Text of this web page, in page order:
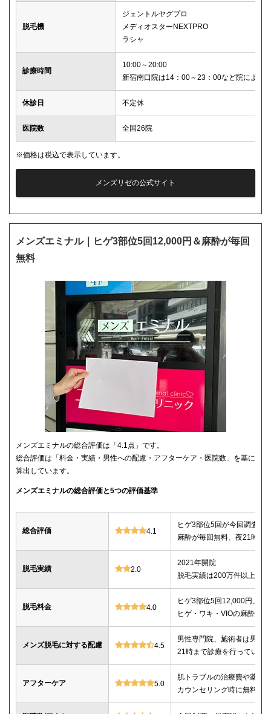
脱毛機
ジェントルヤグプロ
メディオスターNEXTPRO
ラシャ
診療時間
10:00～20:00
新宿南口院は14：00～23：00など院により
休診日 不定休
医院数 全国26院
※価格は税込で表示しています。
メンズリゼの公式サイト
メンズエミナル｜ヒゲ3部位5回12,000円＆麻酔が毎回
無料
メンズエミナルの総合評価は「4.1点」です。
総合評価は「料金・実績・男性への配慮・アフターケア・医院数」を基に
算出しています。
メンズエミナルの総合評価と5つの評価基準
総合評価 4.1
ヒゲ3部位5回が今回調査し
麻酔が毎回無料、夜21時ま
脱毛実績 2.0
2021年開院
脱毛実績は200万件以上
脱毛料金 4.0
ヒゲ3部位5回12,000円、ヒ
ヒゲ・ワキ・VIOの麻酔が
メンズ脱毛に対する配慮 4.5
男性専門院、施術者は男性
21時まで診療を行っている
アフターケア 5.0
肌トラブルの治療費や薬代
カウンセリング時に無料で